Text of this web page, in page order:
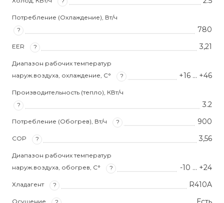
Потребление (Охлаждение), Вт/ч
?
780
EER ? 3,21
Диапазон рабочих температур
наруж.воздуха, охлаждение, С°
? +16 … +46
Производительность (тепло), КВт/ч
?
3.2
Потребление (Обогрев), Вт/ч ? 900
COP ? 3,56
Диапазон рабочих температур
наруж.воздуха, обогрев, С°
? -10 … +24
Хладагент ? R410A
Осушение